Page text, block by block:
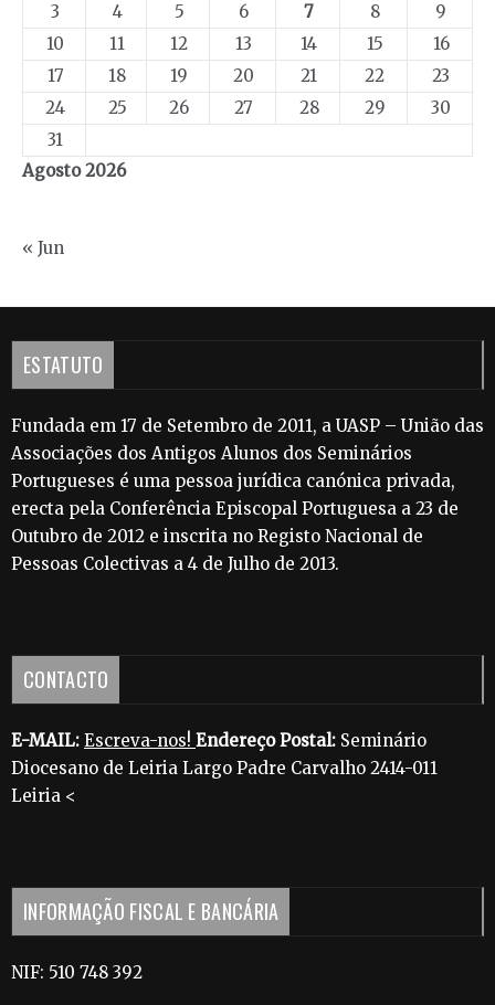
Agosto 2026
3
4 5 6 7 8
9
10
11 12 13 14 15
16
17
18 19 20 21 22
23
24
25 26 27 28 29
30
31
« Jun
ESTATUTO
Fundada em 17 de Setembro de 2011, a UASP – União das
Associações dos Antigos Alunos dos Seminários
Portugueses é uma pessoa jurídica canónica privada,
erecta pela Conferência Episcopal Portuguesa a 23 de
Outubro de 2012 e inscrita no Registo Nacional de
Pessoas Colectivas a 4 de Julho de 2013.
CONTACTO
E-MAIL: Escreva-nos! Endereço Postal: Seminário
Diocesano de Leiria Largo Padre Carvalho 2414-011
Leiria <
INFORMAÇÃO FISCAL E BANCÁRIA
NIF: 510 748 392